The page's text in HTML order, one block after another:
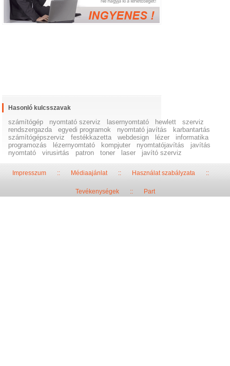
Hasonló kulcsszavak
számítógép nyomtató szerviz lasernyomtató hewlett
szerviz
rendszergazda
egyedi programok nyomtató javítás
karbantartás
számítógépszerviz
festékkazetta webdesign lézer
informatika
programozás
lézernyomtató kompjuter nyomtatójavítás
javítás
nyomtató
virusirtás patron toner laser javító szerviz
Impresszum::Médiaajánlat::Használat szabályzata::
Tevékenységek:: Part